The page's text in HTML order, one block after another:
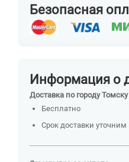
Безопасная
Информация о
Доставка по городу Томску
Бесплатно
Срок доставки